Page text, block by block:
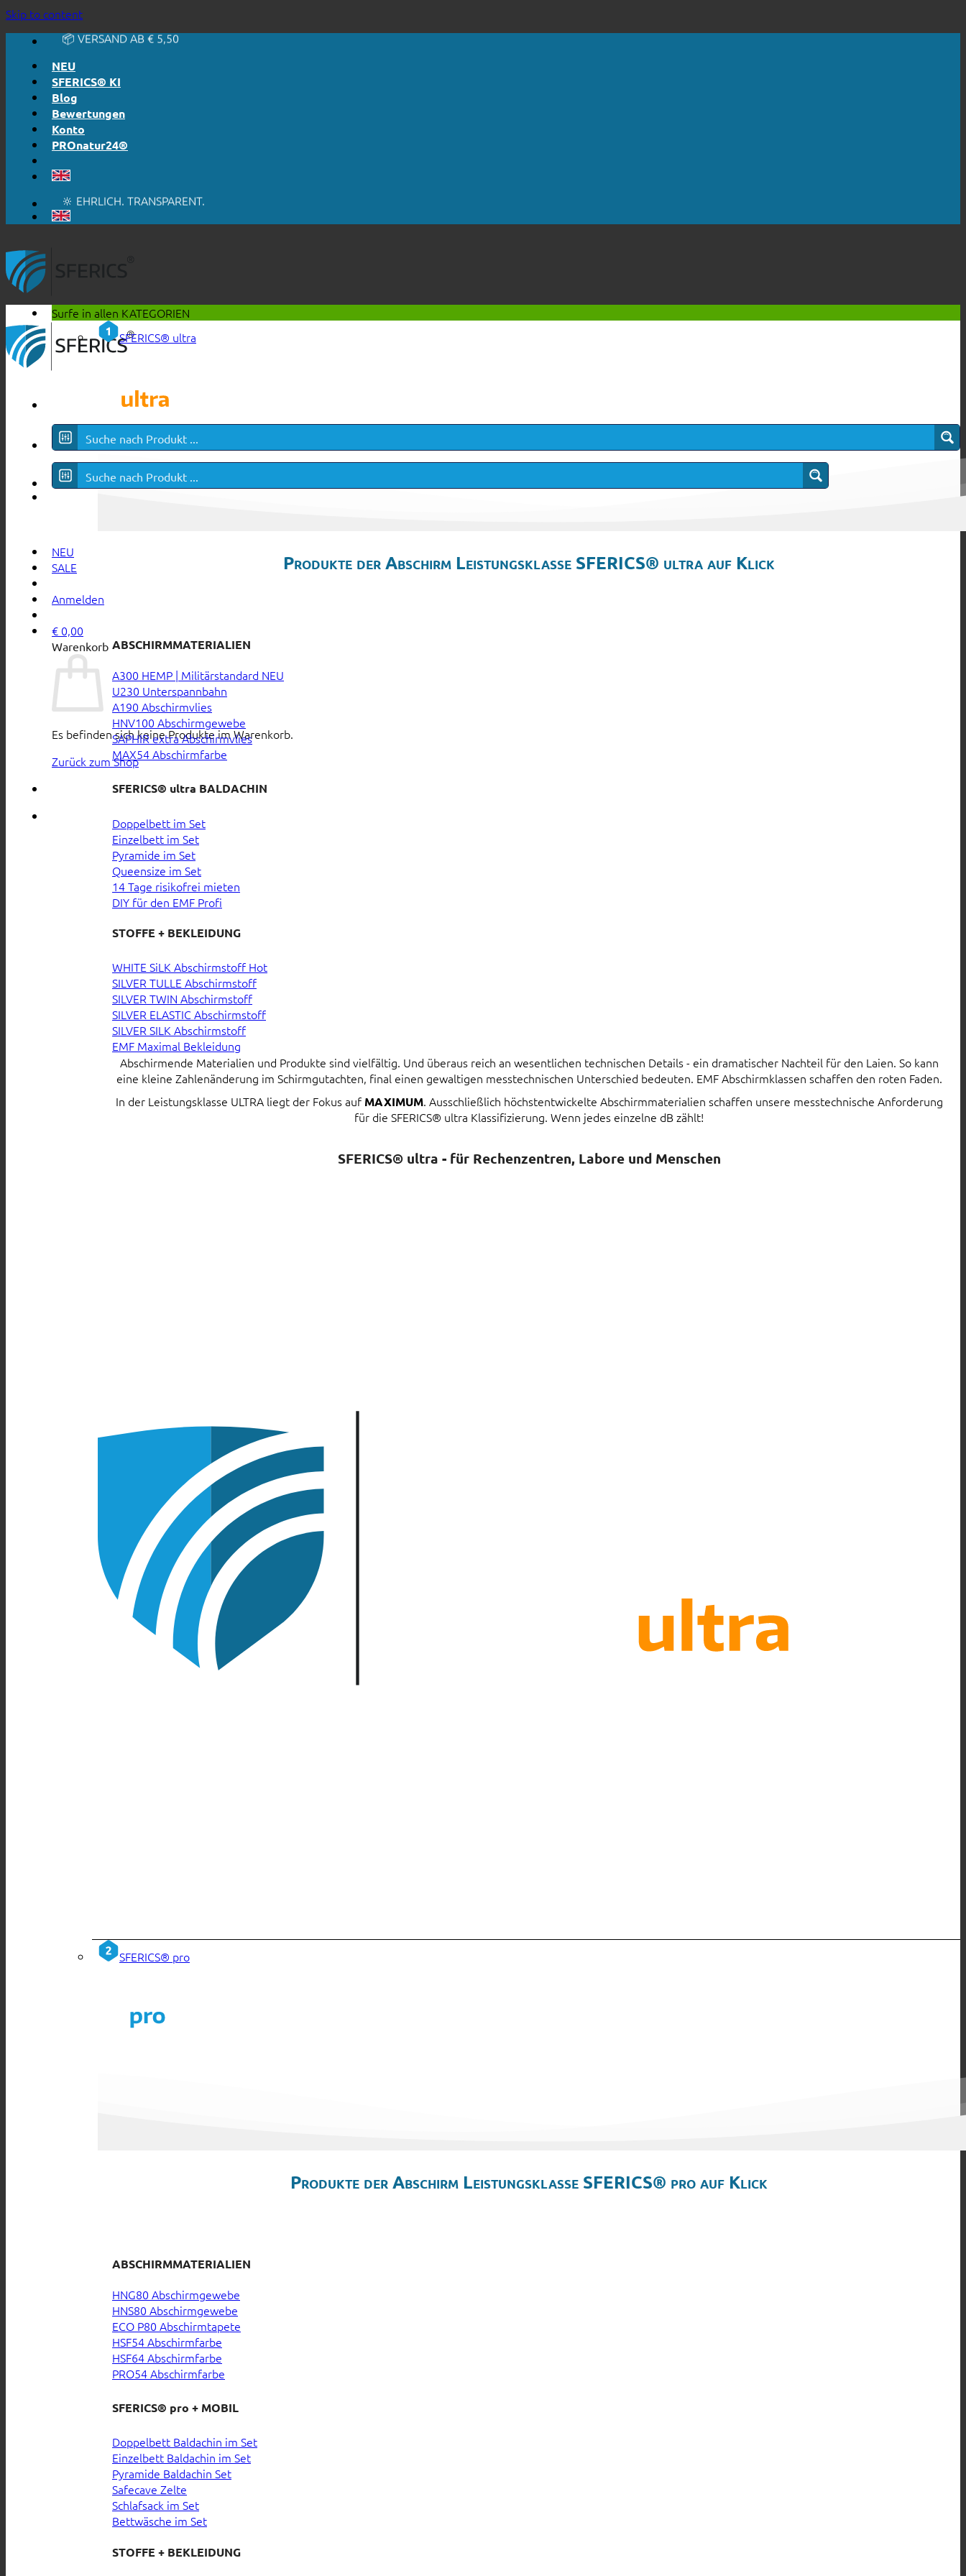
Skip to content🔆 EHRLICH. TRANSPARENT.
📦 VERSAND AB € 5,50
NEU
SFERICS® KI
Blog
Bewertungen
Konto
PROnatur24®
🔆 EINFACH. FUNKTIONIERT.
📦 VERSAND AB € 5,50
🔖 KAUF AUF RECHNUNG
NEU
SALE
Anmelden
€ 0,00
Warenkorb
Es befinden sich keine Produkte im Warenkorb.
Zurück zum Shop
Surfe in allen KATEGORIEN
SFERICS® ultra
Produkte der Abschirm Leistungsklasse SFERICS® ultra auf Klick
ABSCHIRMMATERIALIEN
A300 HEMP | Militärstandard
U230 Unterspannbahn
A190 Abschirmvlies
HNV100 Abschirmgewebe
SAPHIR extra Abschirmvlies
MAX54 Abschirmfarbe
SFERICS® ultra BALDACHIN
Doppelbett im Set
Einzelbett im Set
Pyramide im Set
Queensize im Set
14 Tage risikofrei mieten
DIY für den EMF Profi
STOFFE + BEKLEIDUNG
WHITE SiLK Abschirmstoff
SILVER TULLE Abschirmstoff
SILVER TWIN Abschirmstoff
SILVER ELASTIC Abschirmstoff
SILVER SILK Abschirmstoff
EMF Maximal Bekleidung
Abschirmende Materialien und Produkte sind vielfältig. Und überaus reich an wesentlichen technischen Details - ein dramatischer Nachteil für den Laien. So kann
eine kleine Zahlenänderung im Schirmgutachten, final einen gewaltigen messtechnischen Unterschied bedeuten. EMF Abschirmklassen schaffen den roten Faden.
In der Leistungsklasse ULTRA liegt der Fokus auf MAXIMUM. Ausschließlich höchstentwickelte Abschirmmaterialien schaffen unsere messtechnische Anforderung
für die SFERICS® ultra Klassifizierung. Wenn jedes einzelne dB zählt!
SFERICS® ultra - für Rechenzentren, Labore und Menschen
SFERICS® pro
Produkte der Abschirm Leistungsklasse SFERICS® pro auf Klick
ABSCHIRMMATERIALIEN
HNG80 Abschirmgewebe
HNS80 Abschirmgewebe
ECO P80 Abschirmtapete
HSF54 Abschirmfarbe
HSF64 Abschirmfarbe
PRO54 Abschirmfarbe
SFERICS® pro + MOBIL
Doppelbett Baldachin im Set
Einzelbett Baldachin im Set
Pyramide Baldachin Set
Safecave Zelte
Schlafsack im Set
Bettwäsche im Set
STOFFE + BEKLEIDUNG